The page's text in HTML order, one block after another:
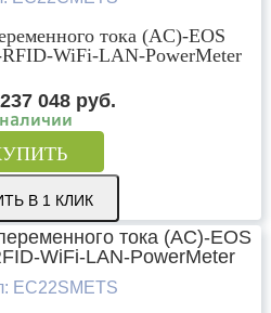
тока (AC)-EOS
WiFi-LAN-PowerMeter
237 048 руб.
В 1 КЛИК
EC22SMETS